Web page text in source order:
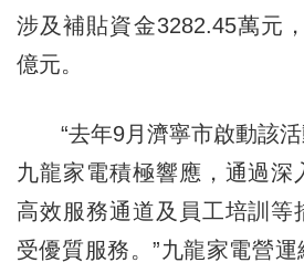
涉及補貼資金3282.45萬元
億元。
“去年9月濟寧市啟動該活
九龍家電積極響應，通過深
高效服務通道及員工培訓等
受優質服務。”九龍家電營運